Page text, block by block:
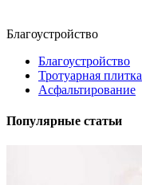
Благоустройство
Благоустройство
Тротуарная плитка
Асфальтирование
Популярные статьи